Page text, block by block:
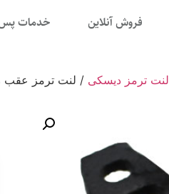
فروش آنلاین خدمات
لنت ترمز دیسکی / لنت ترمز عقب